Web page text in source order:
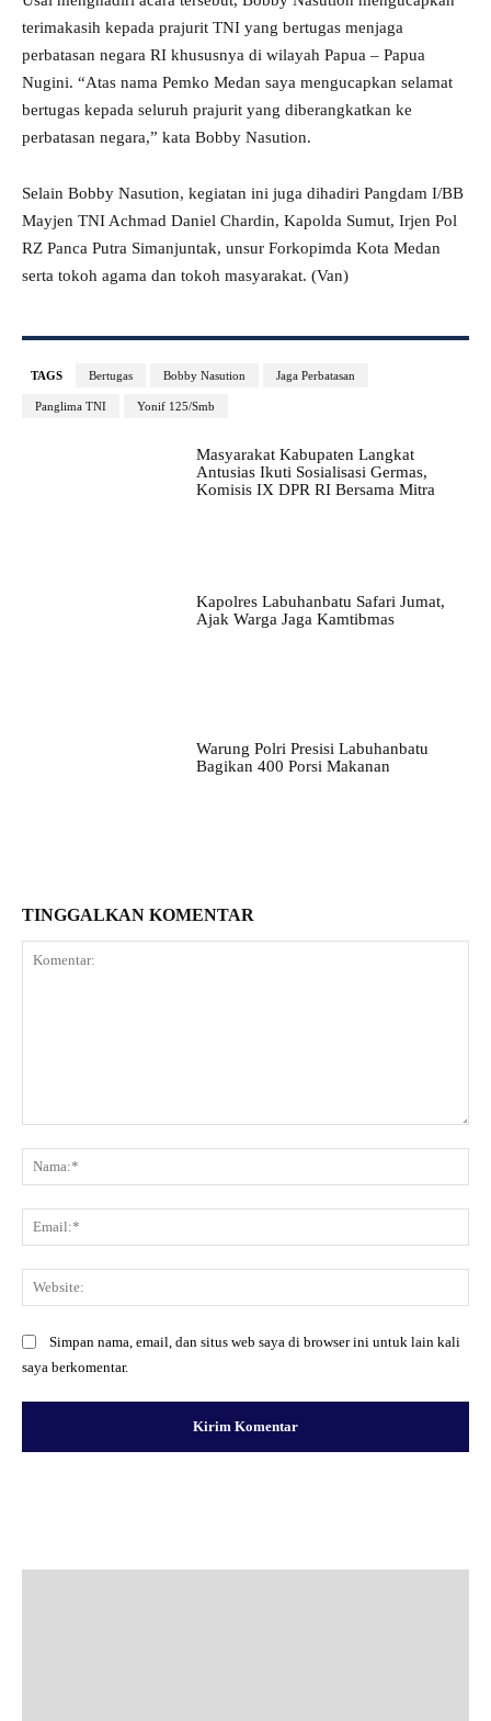
terimakasih kepada prajurit TNI yang bertugas menjaga
perbatasan negara RI khususnya di wilayah Papua – Papua
Nugini. “Atas nama Pemko Medan saya mengucapkan selamat
bertugas kepada seluruh prajurit yang diberangkatkan ke
perbatasan negara,” kata Bobby Nasution.
Selain Bobby Nasution, kegiatan ini juga dihadiri Pangdam I/BB
Mayjen TNI Achmad Daniel Chardin, Kapolda Sumut, Irjen Pol
RZ Panca Putra Simanjuntak, unsur Forkopimda Kota Medan
serta tokoh agama dan tokoh masyarakat. (Van)
TAGS Bertugas Bobby Nasution Jaga Perbatasan
Panglima TNI Yonif 125/Smb
Masyarakat Kabupaten Langkat
Antusias Ikuti Sosialisasi Germas,
Komisis IX DPR RI Bersama Mitra
Kapolres Labuhanbatu Safari Jumat,
Ajak Warga Jaga Kamtibmas
Warung Polri Presisi Labuhanbatu
Bagikan 400 Porsi Makanan
TINGGALKAN KOMENTAR
Simpan nama, email, dan situs web saya di browser ini untuk lain kali
saya berkomentar.